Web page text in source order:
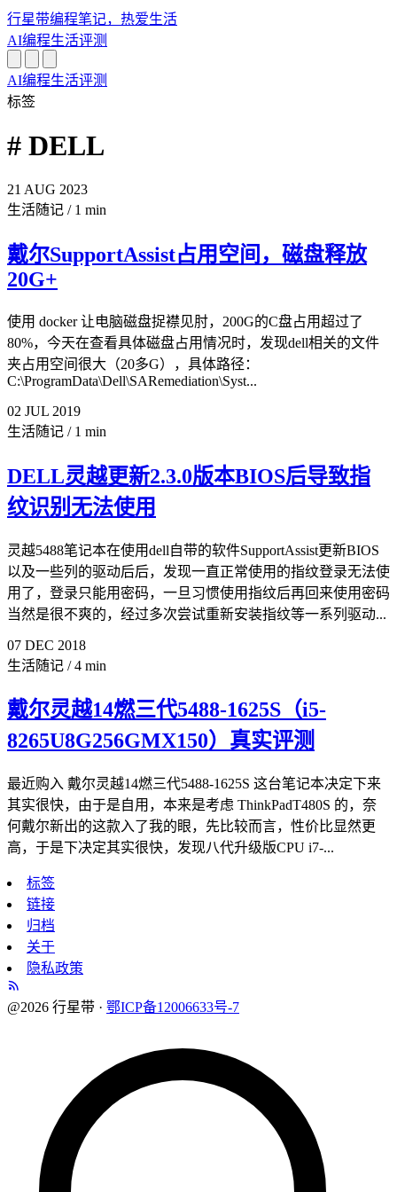
行星带编程笔记，热爱生活
AI编程生活评测
AI编程生活评测
标签
# DELL
21 AUG 2023
生活随记 / 1 min
戴尔SupportAssist占用空间，磁盘释放
20G+
使用 docker 让电脑磁盘捉襟见肘，200G的C盘占用超过了
80%，今天在查看具体磁盘占用情况时，发现dell相关的文件
夹占用空间很大（20多G），具体路径：
C:\ProgramData\Dell\SARemediation\Syst...
02 JUL 2019
生活随记 / 1 min
DELL灵越更新2.3.0版本BIOS后导致指
纹识别无法使用
灵越5488笔记本在使用dell自带的软件SupportAssist更新BIOS
以及一些列的驱动后后，发现一直正常使用的指纹登录无法使
用了，登录只能用密码，一旦习惯使用指纹后再回来使用密码
当然是很不爽的，经过多次尝试重新安装指纹等一系列驱动...
07 DEC 2018
生活随记 / 4 min
戴尔灵越14燃三代5488-1625S（i5-
8265U8G256GMX150）真实评测
最近购入 戴尔灵越14燃三代5488-1625S 这台笔记本决定下来
其实很快，由于是自用，本来是考虑 ThinkPadT480S 的，奈
何戴尔新出的这款入了我的眼，先比较而言，性价比显然更
高，于是下决定其实很快，发现八代升级版CPU i7-...
标签
链接
归档
关于
隐私政策
@2026 行星带 · 鄂ICP备12006633号-7